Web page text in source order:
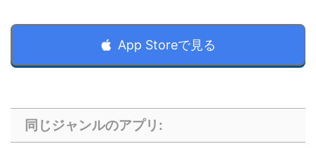
App Storeで見る
同じジャンルのアプリ: